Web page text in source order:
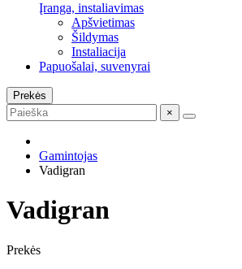
Įranga, instaliavimas
Apšvietimas
Šildymas
Instaliacija
Papuošalai, suvenyrai
Prekės
×
Gamintojas
Vadigran
Vadigran
Prekės